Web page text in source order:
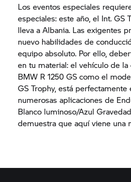
Los eventos especiales
especiales: este año, el Int.GS
lleva a Albania. Las exigentes
nuevo habilidades de
equipo absoluto. Por ello,
en tu material: el vehículo de
BMW R 1250 GS como el
GS Trophy, está perfectamente
numerosas aplicaciones de
Blanco luminoso/Azul
demuestra que aquí viene una